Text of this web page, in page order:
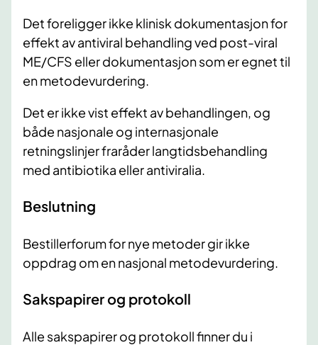
Det foreligger ikke klinisk dokumentasjon for
effekt av antiviral behandling ved post-viral
ME/CFS eller dokumentasjon som er egnet til
en metodevurdering.
Det er ikke vist effekt av behandlingen, og
både nasjonale og internasjonale
retningslinjer fraråder langtidsbehandling
med antibiotika eller antiviralia.
Beslutning
Bestillerforum for nye metoder gir ikke
oppdrag om en nasjonal metodevurdering.
Sakspapirer og protokoll
Alle sakspapirer og protokoll finner du i